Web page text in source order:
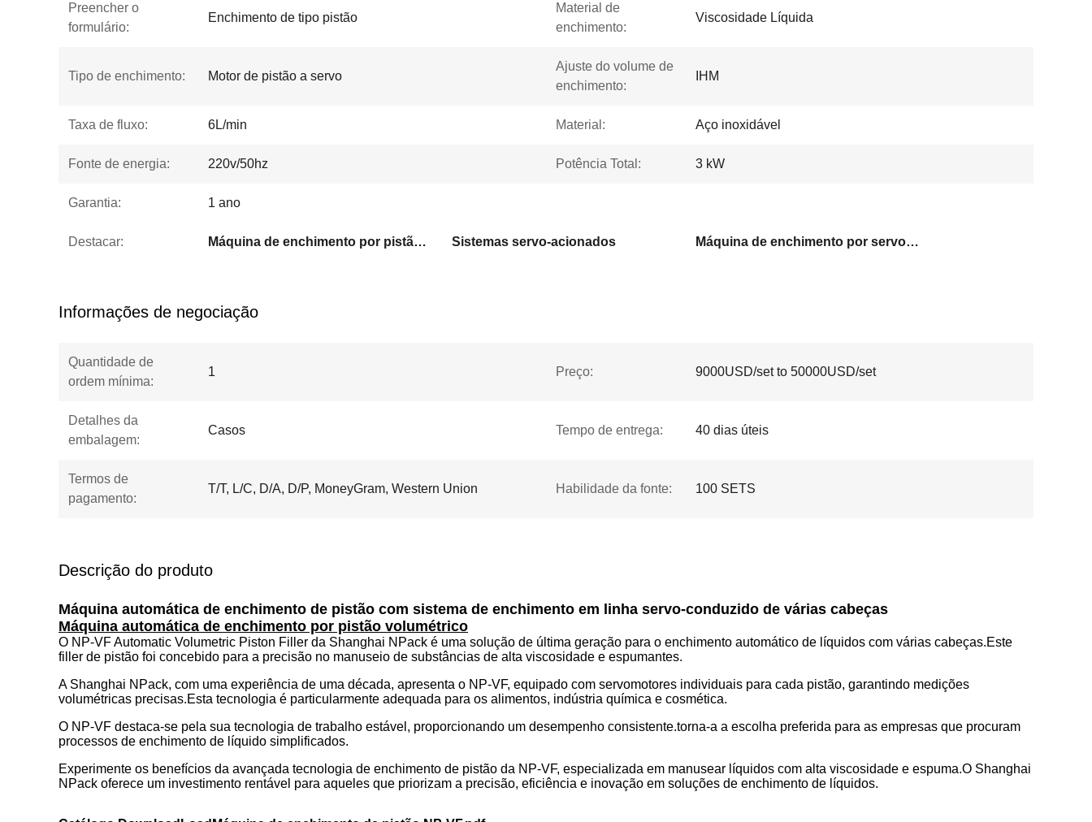
Preencher o
formulário:
Enchimento de tipo pistão
Material de
enchimento:
Viscosidade Líquida
Tipo de enchimento: Motor de pistão a servo
Ajuste do volume de
enchimento:
IHM
Taxa de fluxo: 6L/min Material: Aço inoxidável
Fonte de energia: 220v/50hz Potência Total: 3 kW
Garantia: 1 ano
Destacar: Máquina de enchimento por pistão volumétrico Sistemas servo-acionados Máquina de enchimento por servo pistão
Informações de negociação
Quantidade de
ordem mínima:
1 Preço: 9000USD/set to 50000USD/set
Detalhes da
embalagem:
Casos Tempo de entrega: 40 dias úteis
Termos de
pagamento:
T/T, L/C, D/A, D/P, MoneyGram, Western Union Habilidade da fonte: 100 SETS
Descrição do produto
Máquina automática de enchimento de pistão com sistema de enchimento em linha servo-conduzido de várias cabeças
Máquina automática de enchimento por pistão volumétrico
O NP-VF Automatic Volumetric Piston Filler da Shanghai NPack é uma solução de última geração para o enchimento automático de líquidos com várias cabeças.Este
filler de pistão foi concebido para a precisão no manuseio de substâncias de alta viscosidade e espumantes.
A Shanghai NPack, com uma experiência de uma década, apresenta o NP-VF, equipado com servomotores individuais para cada pistão, garantindo medições
volumétricas precisas.Esta tecnologia é particularmente adequada para os alimentos, indústria química e cosmética.
O NP-VF destaca-se pela sua tecnologia de trabalho estável, proporcionando um desempenho consistente.torna-a a escolha preferida para as empresas que procuram
processos de enchimento de líquido simplificados.
Experimente os benefícios da avançada tecnologia de enchimento de pistão da NP-VF, especializada em manusear líquidos com alta viscosidade e espuma.O Shanghai
NPack oferece um investimento rentável para aqueles que priorizam a precisão, eficiência e inovação em soluções de enchimento de líquidos.